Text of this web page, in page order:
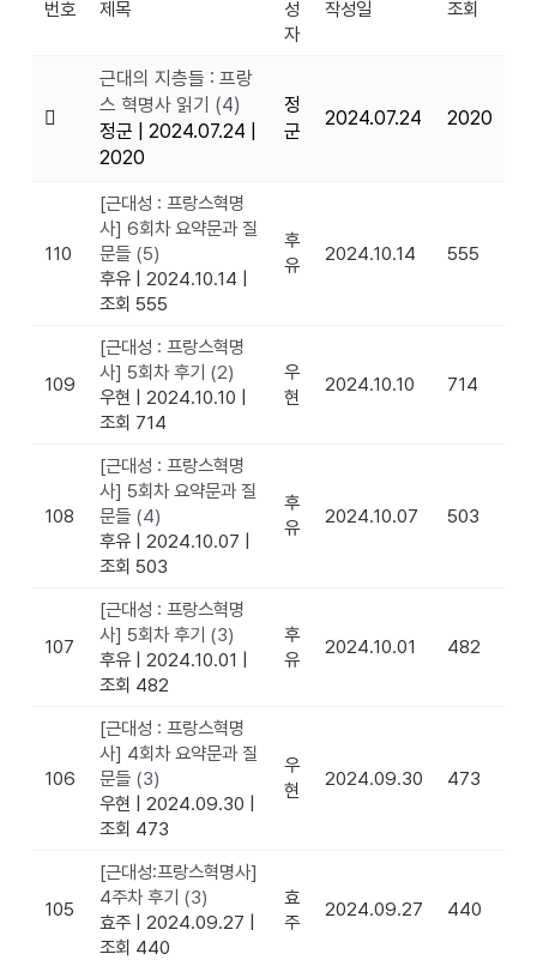
번호 제목
성
자
작성일 조회
근대의 지층들 : 프랑
스 혁명사 읽기 (4)
정군
2024.07.24
2020
정
군
2024.07.24 2020
110
[근대성 : 프랑스혁명
사] 6회차 요약문과 질
문들 (5)
후유 | 2024.10.14 |
조회 555
후
유
2024.10.14 555
109
[근대성 : 프랑스혁명
사] 5회차 후기 (2)
우현 | 2024.10.10 |
조회 714
우
현
2024.10.10 714
108
[근대성 : 프랑스혁명
사] 5회차 요약문과 질
문들 (4)
후유 | 2024.10.07 |
조회 503
후
유
2024.10.07 503
107
[근대성 : 프랑스혁명
사] 5회차 후기 (3)
후유 | 2024.10.01 |
조회 482
후
유
2024.10.01 482
106
[근대성 : 프랑스혁명
사] 4회차 요약문과 질
문들 (3)
우현 | 2024.09.30 |
조회 473
우
현
2024.09.30 473
105
[근대성:프랑스혁명사]
4주차 후기 (3)
효주 | 2024.09.27 |
조회 440
효
주
2024.09.27 440